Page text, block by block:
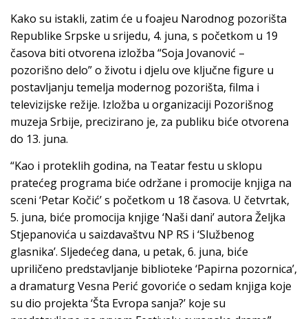
Kako su istakli, zatim će u foajeu Narodnog pozorišta
Republike Srpske u srijedu, 4. juna, s početkom u 19
časova biti otvorena izložba “Soja Jovanović –
pozorišno delo” o životu i djelu ove ključne figure u
postavljanju temelja modernog pozorišta, filma i
televizijske režije. Izložba u organizaciji Pozorišnog
muzeja Srbije, precizirano je, za publiku biće otvorena
do 13. juna.
“Kao i proteklih godina, na Teatar festu u sklopu
pratećeg programa biće održane i promocije knjiga na
sceni ‘Petar Kočić’ s početkom u 18 časova. U četvrtak,
5. juna, biće promocija knjige ‘Naši dani’ autora Željka
Stjepanovića u saizdavaštvu NP RS i ‘Službenog
glasnika’. Sljedećeg dana, u petak, 6. juna, biće
upriličeno predstavljanje biblioteke ‘Papirna pozornica’,
a dramaturg Vesna Perić govoriće o sedam knjiga koje
su dio projekta ‘Šta Evropa sanja?’ koje su